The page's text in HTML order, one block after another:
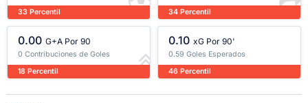
33 Percentil
34 Percentil
0.00 G+A Por 90
0 Contribuciones de Goles
18 Percentil
0.10 xG Por 90'
0.59 Goles Esperados
46 Percentil